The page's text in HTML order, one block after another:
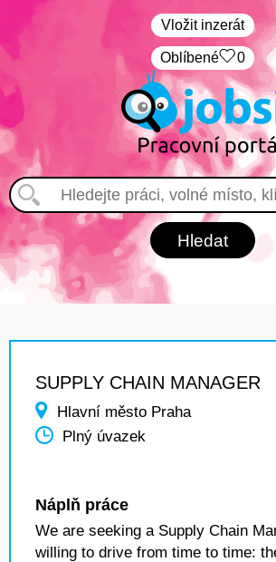
Vložit inzerát
Oblíbené 0
SUPPLY CHAIN MANAGER
Hlavní město Praha
Plný úvazek
Náplň práce
We are seeking a Supply Chain
willing to drive from time to time: